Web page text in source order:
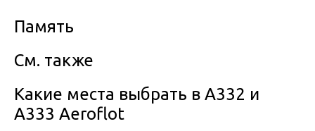
Память
См. также
Какие места выбрать в А332 и
А333 Aeroflot